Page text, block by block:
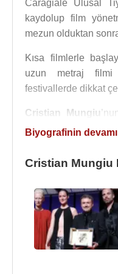
Caragiale Ulusal
kaydolup film
mezun olduktan
Kısa filmlerle
uzun metraj filmi
festivallerde dikkat
Cristian Mungiu
sağlayan film, 2007
döneminde yasa dışı
ahlaki seçimleri
Altın Palmiye
bu ödülü alan ilk
getirmiştir.
Biyografinin devamı
Cristian Mungiu